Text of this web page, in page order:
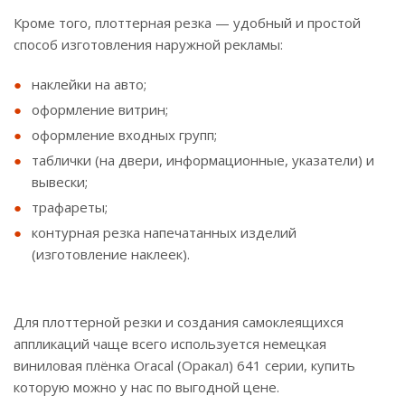
Кроме того, плоттерная резка — удобный и простой
способ изготовления наружной рекламы:
наклейки на авто;
оформление витрин;
оформление входных групп;
таблички (на двери, информационные, указатели) и
вывески;
трафареты;
контурная резка напечатанных изделий
(изготовление наклеек).
Для плоттерной резки и создания самоклеящихся
аппликаций чаще всего используется немецкая
виниловая плёнка Oracal (Оракал) 641 серии, купить
которую можно у нас по выгодной цене.